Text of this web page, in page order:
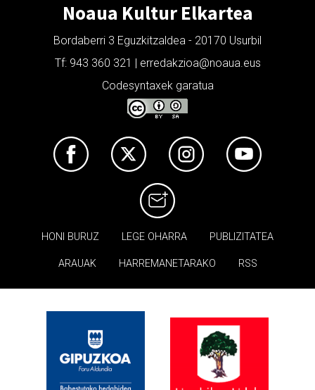
Noaua Kultur Elkartea
Bordaberri 3 Eguzkitzaldea - 20170 Usurbil
Tf: 943 360 321 | erredakzioa@noaua.eus
Codesyntaxek garatua
HONI BURUZ LEGE OHARRA PUBLIZITATEA
ARAUAK HARREMANETARAKO RSS